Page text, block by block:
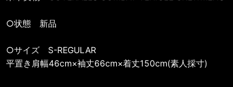
○状態 新品
○サイズ S-REGULAR
平置き肩幅46cm×袖丈66cm×着丈150cm(素人採寸)